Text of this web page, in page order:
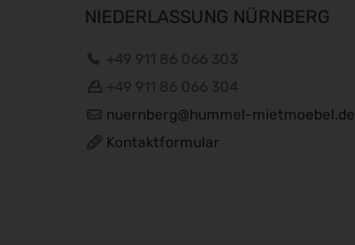
NIEDERLASSUNG NÜRNBERG
+49 911 86 066 303
+49 911 86 066 304
nuernberg@hummel-mietmoebel.de
Kontaktformular